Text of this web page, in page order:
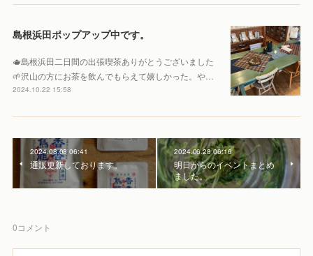
島根浜田ポップアップ中です。
🫖島根浜田二日間の出張喫茶ありがとうございました
🌱沢山の方にお茶を飲んでもらえて嬉しかった。や…
2024.10.22 15:58
2024.08.08 06:41
通販更新しております。
2024.06.28 06:16
明日からのイベントまとめ
ました。
0コメント